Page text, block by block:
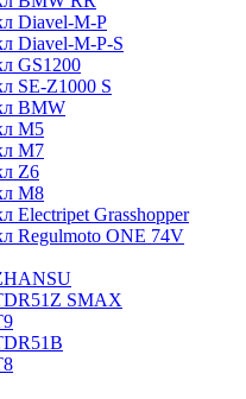
Diavel-M-P
Diavel-M-P-S
GS1200
SE-Z1000 S
BMW
М5
М7
Z6
М8
Electripet Grasshopper
Regulmoto ONE 74V
SMAX